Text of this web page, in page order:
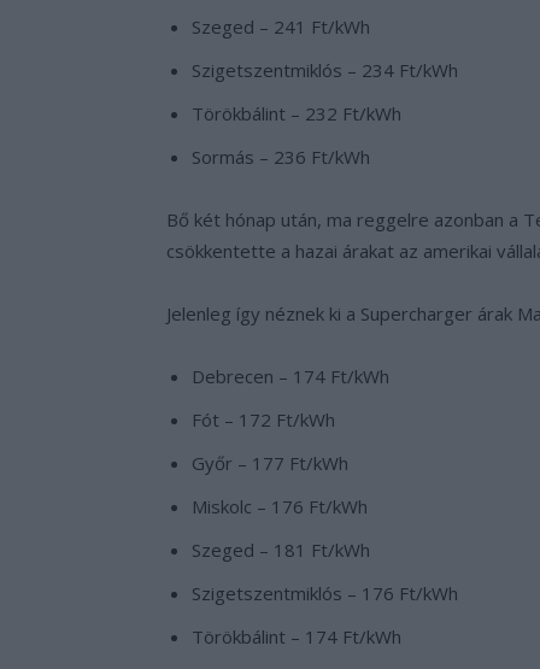
Szeged – 241 Ft/kWh
Szigetszentmiklós – 234 Ft/kWh
Törökbálint – 232 Ft/kWh
Sormás – 236 Ft/kWh
Bő két hónap után, ma reggelre azonban a
csökkentette a hazai árakat az amerikai
Jelenleg így néznek ki a Supercharger árak
Debrecen – 174 Ft/kWh
Fót – 172 Ft/kWh
Győr – 177 Ft/kWh
Miskolc – 176 Ft/kWh
Szeged – 181 Ft/kWh
Szigetszentmiklós – 176 Ft/kWh
Törökbálint – 174 Ft/kWh